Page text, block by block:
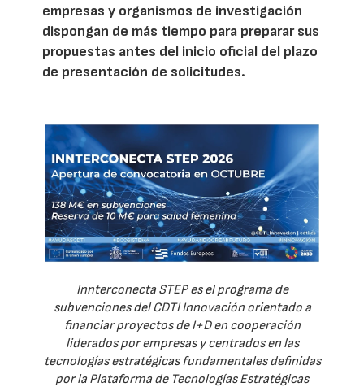
empresas y organismos de investigación
dispongan de más tiempo para preparar sus
propuestas antes del inicio oficial del plazo
de presentación de solicitudes.
Innterconecta STEP es el programa de
subvenciones del CDTI Innovación orientado a
financiar proyectos de I+D en cooperación
liderados por empresas y centrados en las
tecnologías estratégicas fundamentales definidas
por la Plataforma de Tecnologías Estratégicas